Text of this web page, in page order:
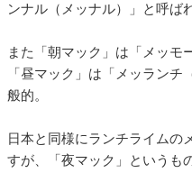
ンナル（メッナル）」と呼ば
また「朝マック」は「メッモ
「昼マック」は「メッラン
般的。
日本と同様にランチライムの
すが、「夜マック」というも